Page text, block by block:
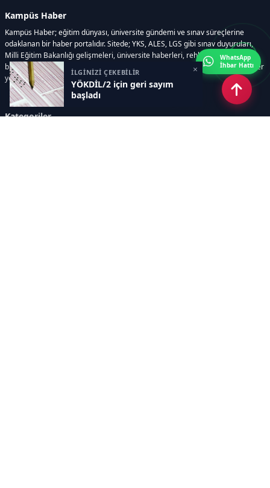
İLGİNİZİ ÇEKEBİLİR
YÖKDİL/2 için geri sayım
başladı
×
Kampüs Haber
Kampüs Haber; eğitim dünyası, üniversite gündemi ve sınav süreçlerine
odaklanan bir haber portalıdır. Sitede; YKS, ALES, LGS gibi sınav duyuruları,
Milli Eğitim Bakanlığı gelişmeleri, üniversite haberleri, rehberlik içerikleri,
bilim ve teknoloji alanındaki yenilikler ile öğrenci yaşamına dair güncel bilgiler
yer alır.
Kategoriler
WhatsApp
İhbar Hattı